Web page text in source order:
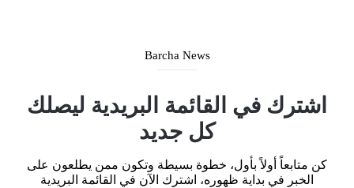
Barcha News
اشترك في القائمة البريدية ليصلك
كل جديد
كن متابعاً أولاً بأول، خطوة بسيطة وتكون ممن يطلعون على
الخبر في بداية ظهوره، اشترك الآن في القائمة البريدية